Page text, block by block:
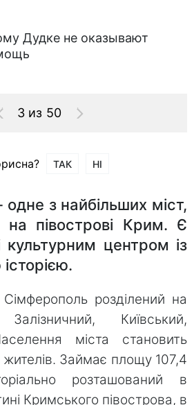
Дудке не оказывают
3 из 50
ТАК НІ
з найбільших міст,
на півострові Крим. Є
культурним центром із
Сімферополь розділений на
Київський,
міста становить
Займає площу 107,4
розташований в
Кримського півострова, в